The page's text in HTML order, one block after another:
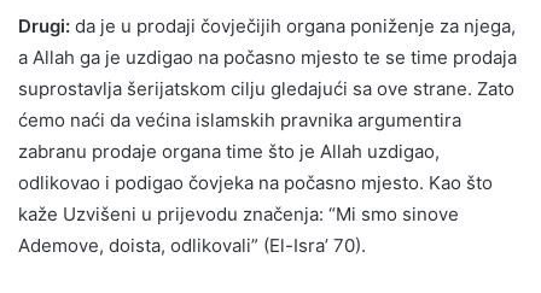
Drugi: da je u prodaji čovječijih organa poniženje za njega,
a Allah ga je uzdigao na počasno mjesto te se time prodaja
suprostavlja šerijatskom cilju gledajući sa ove strane. Zato
ćemo naći da većina islamskih pravnika argumentira
zabranu prodaje organa time što je Allah uzdigao,
odlikovao i podigao čovjeka na počasno mjesto. Kao što
kaže Uzvišeni u prijevodu značenja: “Mi smo sinove
Ademove, doista, odlikovali” (El-Isra’ 70).